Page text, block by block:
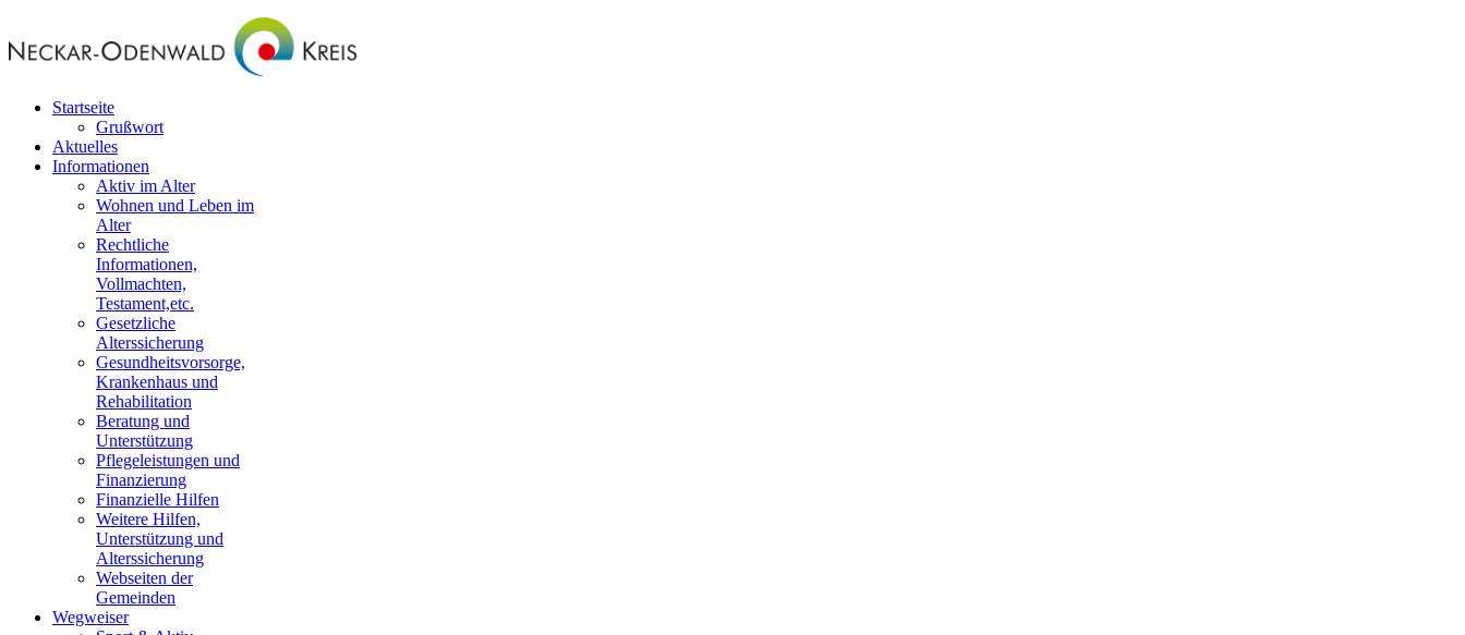
Startseite
Grußwort
Aktuelles
Informationen
Aktiv im Alter
Wohnen und Leben im
Alter
Rechtliche
Informationen,
Vollmachten,
Testament,etc.
Gesetzliche
Alterssicherung
Gesundheitsvorsorge,
Krankenhaus und
Rehabilitation
Beratung und
Unterstützung
Pflegeleistungen und
Finanzierung
Finanzielle Hilfen
Weitere Hilfen,
Unterstützung und
Alterssicherung
Webseiten der
Gemeinden
Wegweiser